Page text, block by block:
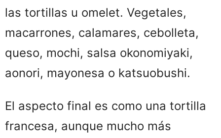
las tortillas u omelet. Vegetales,
macarrones, calamares, cebolleta,
queso, mochi, salsa okonomiyaki,
aonori, mayonesa o katsuobushi.
El aspecto final es como una tortilla
francesa, aunque mucho más